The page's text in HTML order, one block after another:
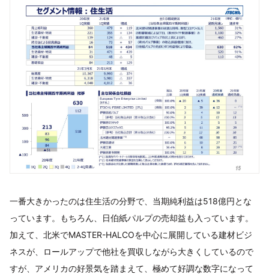
一番大きかったのは住生活の分野で、当期純利益は518億円とな
っています。もちろん、日伯紙パルプの売却益も入っています。
加えて、北米でMASTER-HALCOを中心に展開している建材ビジ
ネスが、ロールアップで他社を買収しながら大きくしているので
すが、アメリカの好景気を踏まえて、極めて好調な数字になって